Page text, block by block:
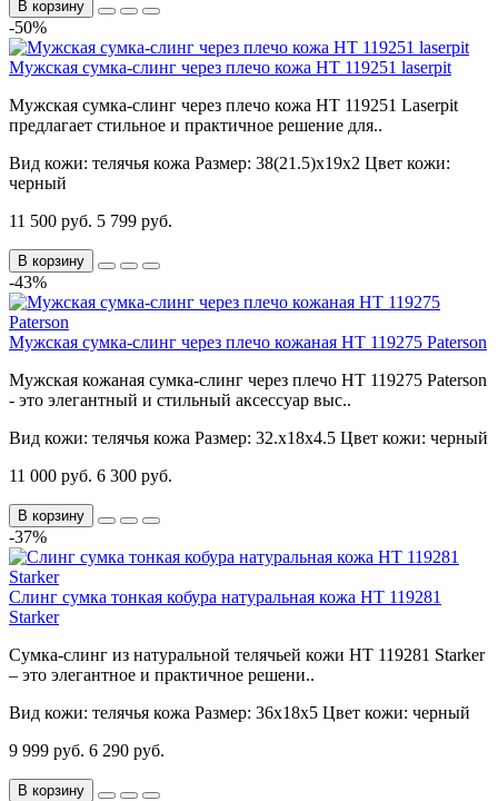
В корзину
-50%
Мужская сумка-слинг через плечо кожа HT 119251 laserpit
Мужская сумка-слинг через плечо кожа HT 119251 Laserpit
предлагает стильное и практичное решение для..
Вид кожи: телячья кожа Размер: 38(21.5)х19х2 Цвет кожи:
черный
11 500 руб. 5 799 руб.
В корзину
-43%
Мужская сумка-слинг через плечо кожаная HT 119275 Paterson
Мужская кожаная сумка-слинг через плечо HT 119275 Paterson
- это элегантный и стильный аксессуар выс..
Вид кожи: телячья кожа Размер: 32.х18х4.5 Цвет кожи: черный
11 000 руб. 6 300 руб.
В корзину
-37%
Слинг сумка тонкая кобура натуральная кожа HT 119281
Starker
Сумка-слинг из натуральной телячьей кожи HT 119281 Starker
– это элегантное и практичное решени..
Вид кожи: телячья кожа Размер: 36х18х5 Цвет кожи: черный
9 999 руб. 6 290 руб.
В корзину